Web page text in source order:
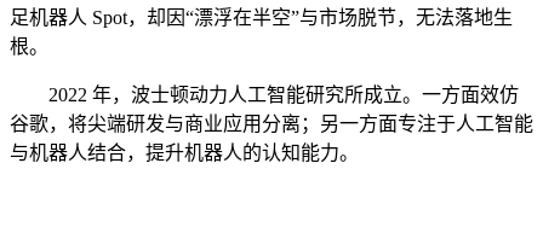
足机器人 Spot，却因“漂浮在半空”与市场脱节，无法落地生
根。
2022 年，波士顿动力人工智能研究所成立。一方面效仿
谷歌，将尖端研发与商业应用分离；另一方面专注于人工智能
与机器人结合，提升机器人的认知能力。